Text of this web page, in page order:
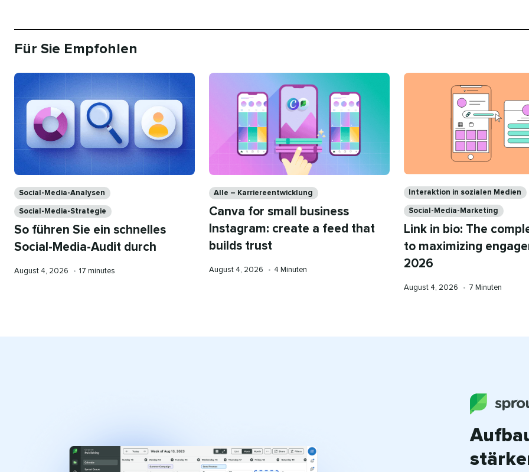
Für Sie Empfohlen​​
Social-Media-Analysen​​
Social-Media-Strategie​​
So führen Sie ein schnelles
Social-Media-Audit durch​​
Published
August 4, 2026​​ •​​ Reading
17 minutes​​
Alle – Karriereentwicklung​​
Canva for small business
Instagram: create a feed that
builds trust​​
Published
August 4, 2026​​ •​​ Lesezeit
4 Minuten​​
Interaktion in sozialen Medien​​
Social-Media-Marketing​​
Link in bio: The
to maximizing
2026​​
Published
August 4, 2026​​ •​​ Lesezeit
7 Minuten​​